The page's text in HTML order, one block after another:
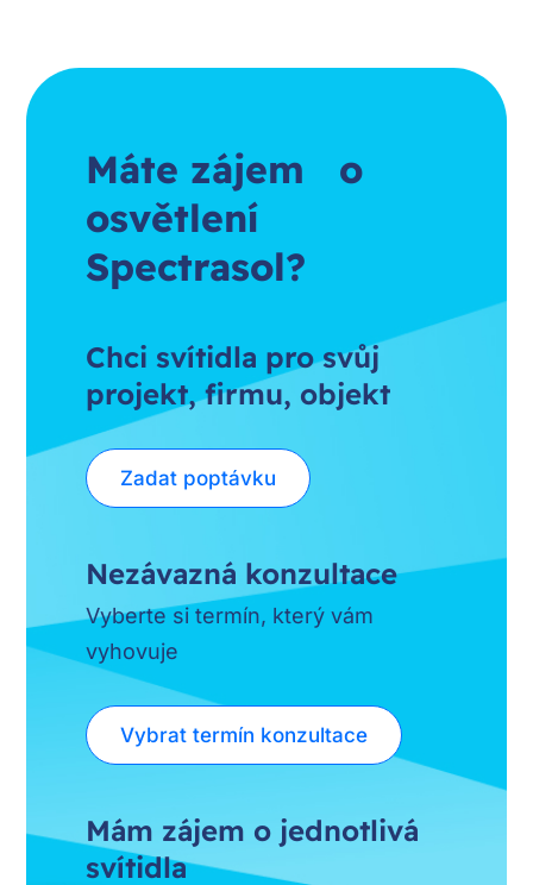
Máte zájem o
osvětlení
Spectrasol?
Chci svítidla pro svůj
projekt, firmu, objekt
Zadat poptávku
Nezávazná konzultace
Vyberte si termín, který vám
vyhovuje
Vybrat termín konzultace
Mám zájem o jednotlivá
svítidla